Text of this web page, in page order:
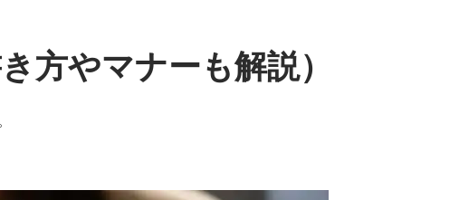
方やマナーも解説）